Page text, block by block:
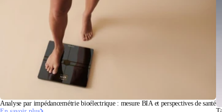
Analyse par impédancemétrie bioélectrique : mesure BIA et perspectives de santé